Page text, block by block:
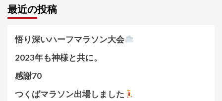
最近の投稿
悟り深いハーフマラソン大会
2023年も神様と共に。
感謝70
つくばマラソン出場しました